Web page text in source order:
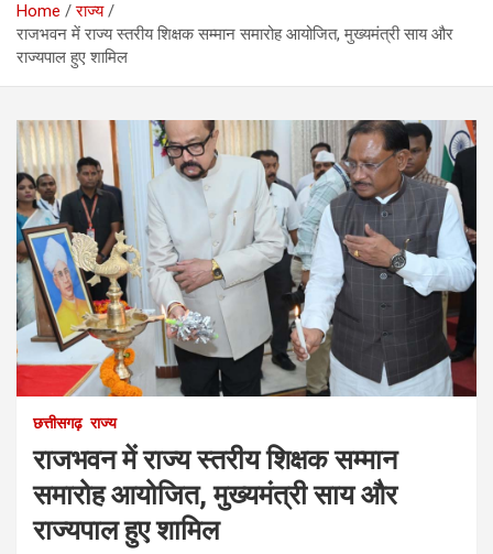
Home
राज्य
राजभवन में राज्य स्तरीय शिक्षक सम्मान समारोह आयोजित, मुख्यमंत्री साय और
राज्यपाल हुए शामिल
छत्तीसगढ़ राज्य
राजभवन में राज्य स्तरीय शिक्षक सम्मान
समारोह आयोजित, मुख्यमंत्री साय और
राज्यपाल हुए शामिल